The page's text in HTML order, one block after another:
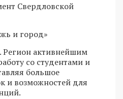
Свердловской
и город»
Регион активнейшим
со студентами и
большое
и возможностей для